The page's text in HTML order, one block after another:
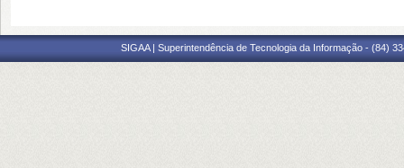
SIGAA | Superintendência de Tecnologia da Informação - (84)